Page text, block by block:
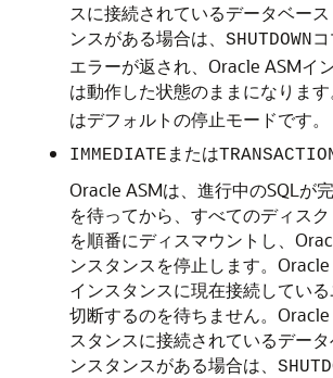
スに接続されているデータベー
ンスがある場合は、 SHUTDOWN
エラーが返され、Oracle ASMイ
は動作した状態のままになります
はデフォルトの停止モードです。
IMMEDIATE または
Oracle ASMは、進行中のSQLが
を待ってから、すべてのディス
を順番にディスマウントし、
ンスタンスを停止します。Oracle
インスタンスに現在接続してい
切断するのを待ちません。
スタンスに接続されているデー
ンスタンスがある場合は、